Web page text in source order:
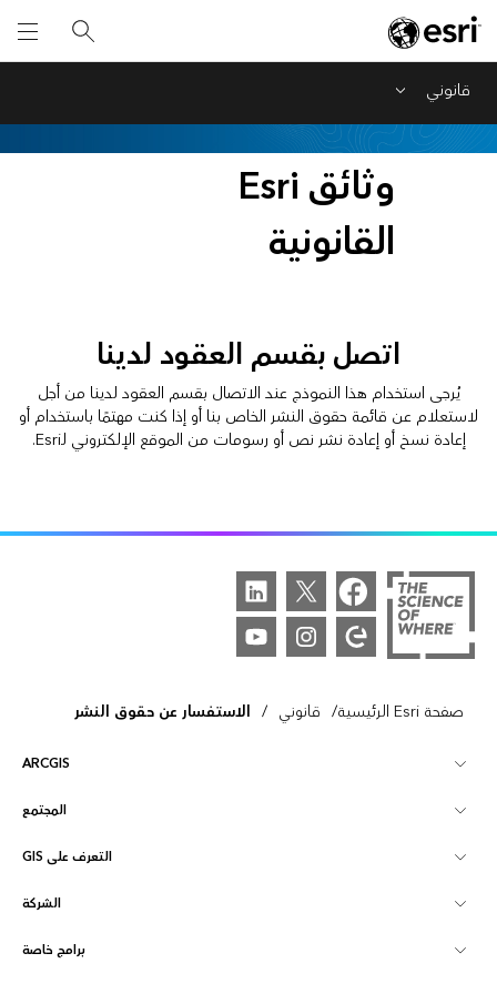
قانوني Menu
وثائق Esri
القانونية
اتصل بقسم العقود لدينا
يُرجى استخدام هذا النموذج عند الاتصال بقسم العقود لدينا من أجل
لاستعلام عن قائمة حقوق النشر الخاص بنا أو إذا كنت مهتمًا باستخدام أو
إعادة نسخ أو إعادة نشر نص أو رسومات من الموقع الإلكتروني لـEsri.
صفحة Esri الرئيسية / قانوني / الاستفسار عن حقوق النشر
ARCGIS
نظرة عامة على ArcGIS
تخطيط
المجتمع
مجتمع Esri
ArcGIS Blog
التعرف على GIS
ما هي GIS؟
ذكاء الموقع
الشركة
نبذة عن Esri برامج خاصة